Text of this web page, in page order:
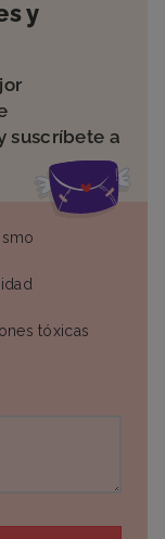
y
suscríbete a
tóxicas